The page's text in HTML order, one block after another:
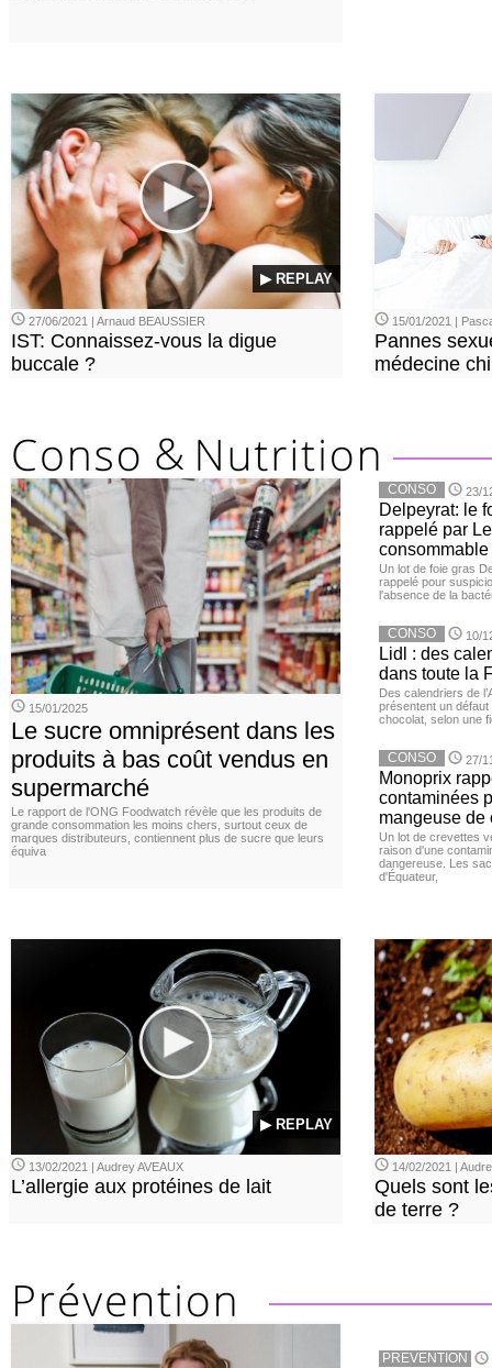
▶ REPLAY
27/06/2021 | Arnaud BEAUSSIER
IST: Connaissez-vous la digue
buccale ?
15/01/2021 |
Pannes
médecine
15/01/2025
Le sucre omniprésent dans les
produits à bas coût vendus en
supermarché
Le rapport de l'ONG Foodwatch révèle que les produits de
grande consommation les moins chers, surtout ceux de
marques distributeurs, contiennent plus de sucre que leurs
équiva
CONSO 23/
Delpeyrat: le
rappelé par
consommable
Un lot de foie gras
rappelé pour
l'absence de la
CONSO 10/
Lidl : des
dans toute la
Des calendriers de
présentent un défaut
chocolat, selon une
CONSO 27/
Monoprix
contaminées
mangeuse de
Un lot de crevettes
raison d'une
dangereuse. Les
d'Équateur,
▶ REPLAY
13/02/2021 | Audrey AVEAUX
L’allergie aux protéines de lait
14/02/2021 |
Quels sont
de terre ?
PREVENTION